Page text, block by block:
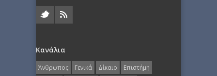
Κανάλια
Άνθρωπος Γενικά Δίκαιο
Επιστήμη